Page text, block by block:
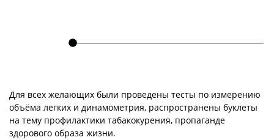
Для всех желающих были проведены тесты по измерению
объёма легких и динамометрия, распространены буклеты
на тему профилактики табакокурения, пропаганде
здорового образа жизни.